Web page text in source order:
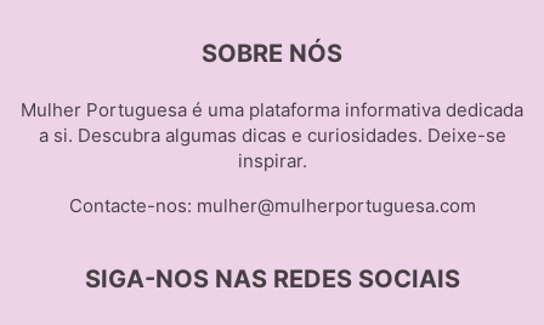
SOBRE NÓS
Mulher Portuguesa é uma plataforma informativa dedicada
a si. Descubra algumas dicas e curiosidades. Deixe-se
inspirar.
Contacte-nos: mulher@mulherportuguesa.com
SIGA-NOS NAS REDES SOCIAIS